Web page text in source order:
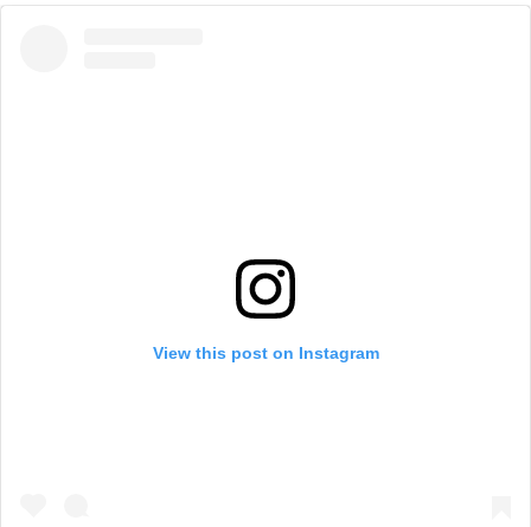
View this post on Instagram